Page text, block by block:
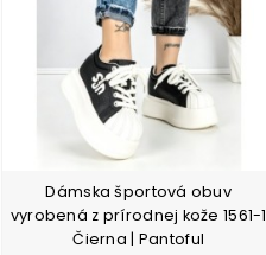
Dámska športová obuv
vyrobená z prírodnej kože 1561-1
Čierna | Pantoful